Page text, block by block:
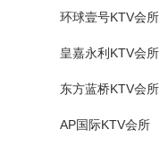
环球壹号KTV会所
皇嘉永利KTV会所
东方蓝桥KTV会所
AP国际KTV会所